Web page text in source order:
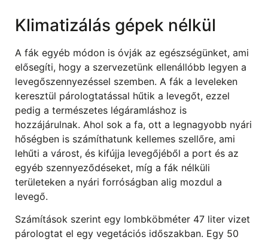
Klimatizálás gépek nélkül
A fák egyéb módon is óvják az egészségünket, ami
elősegíti, hogy a szervezetünk ellenállóbb legyen a
levegőszennyezéssel szemben. A fák a leveleken
keresztül párologtatással hűtik a levegőt, ezzel
pedig a természetes légáramláshoz is
hozzájárulnak. Ahol sok a fa, ott a legnagyobb nyári
hőségben is számíthatunk kellemes szellőre, ami
lehűti a várost, és kifújja levegőjéből a port és az
egyéb szennyeződéseket, míg a fák nélküli
területeken a nyári forróságban alig mozdul a
levegő.
Számítások szerint egy lombköbméter 47 liter vizet
párologtat el egy vegetációs időszakban. Egy 50